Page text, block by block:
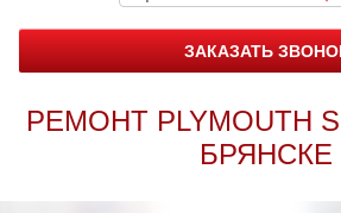
ЗАКАЗАТЬ
РЕМОНТ PLYMOUTH
БРЯНСКЕ